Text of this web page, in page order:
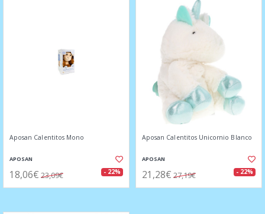
Aposan Calentitos Mono
APOSAN
18,06€ 23,09€ - 22%
Aposan Calentitos Unicornio Blanco
APOSAN
21,28€ 27,19€ - 22%